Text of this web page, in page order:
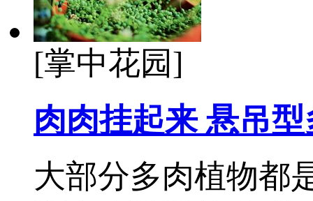
[掌中花园]
肉肉挂起来 悬吊
大部分多肉植物都